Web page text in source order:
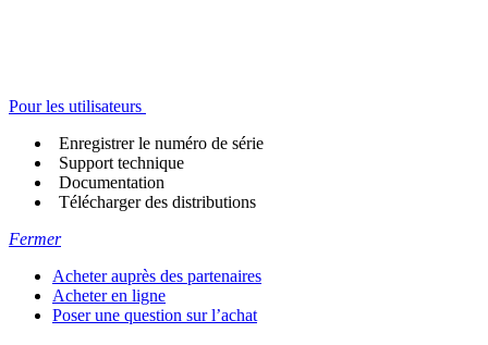
Pour les utilisateurs
Enregistrer le numéro de série
Support technique
Documentation
Télécharger des distributions
Fermer
Acheter auprès des partenaires
Acheter en ligne
Poser une question sur l’achat